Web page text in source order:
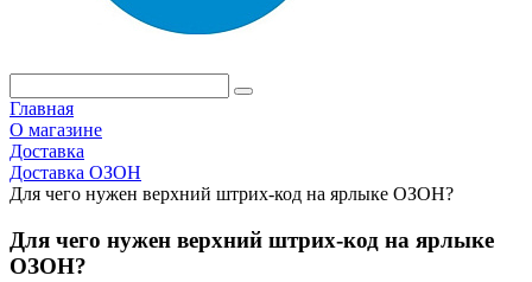
Главная
О магазине
Доставка
Доставка ОЗОН
Для чего нужен верхний штрих-код на ярлыке ОЗОН?
Для чего нужен верхний штрих-код на ярлыке
ОЗОН?